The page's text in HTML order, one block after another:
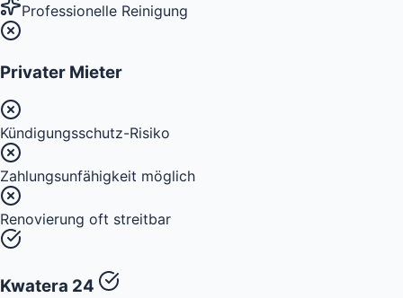
Professionelle Reinigung
Privater Mieter
Kündigungsschutz-Risiko
Zahlungsunfähigkeit möglich
Renovierung oft streitbar
Kwatera 24